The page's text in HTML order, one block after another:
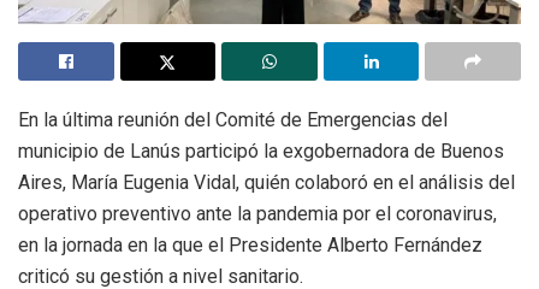
En la última reunión del Comité de Emergencias del
municipio de Lanús participó la exgobernadora de Buenos
Aires, María Eugenia Vidal, quién colaboró en el análisis del
operativo preventivo ante la pandemia por el coronavirus,
en la jornada en la que el Presidente Alberto Fernández
criticó su gestión a nivel sanitario.